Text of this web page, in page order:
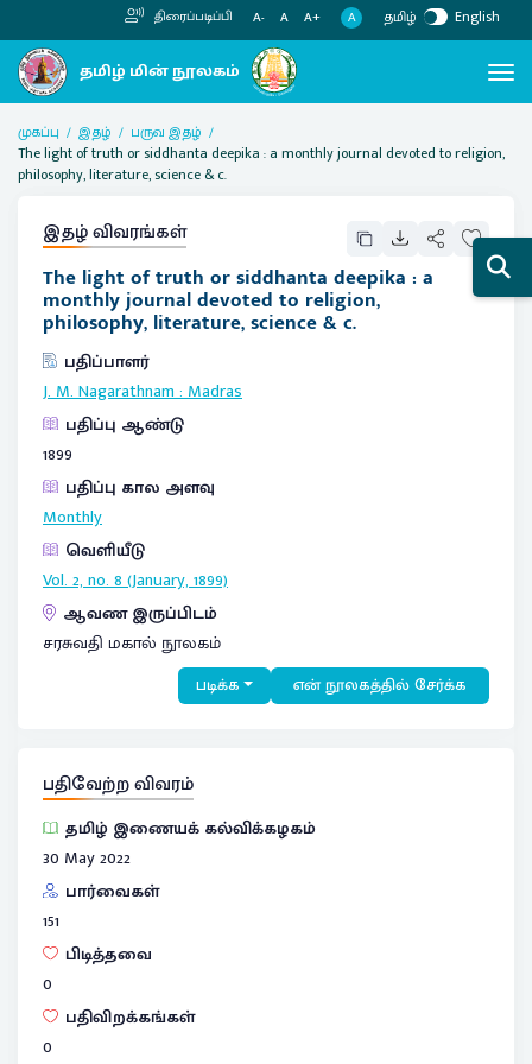
திரைப்படிப்பி A- A A+ A தமிழ் English
முகப்பு இதழ்
பருவ இதழ்
The light of truth or siddhanta deepika : a monthly journal devoted to religion,
philosophy, literature, science & c.
இதழ் விவரங்கள்
The light of truth or siddhanta deepika : a
monthly journal devoted to religion,
philosophy, literature, science & c.
பதிப்பாளர்
J. M. Nagarathnam:Madras
பதிப்பு ஆண்டு
1899
பதிப்பு கால அளவு
Monthly
வெளியீடு
Vol. 2, no. 8 (January, 1899)
ஆவண இருப்பிடம்
சரசுவதி மகால் நூலகம்
படிக்க என் நூலகத்தில் சேர்க்க
பதிவேற்ற விவரம்
தமிழ் இணையக் கல்விக்கழகம்
30 May 2022
பார்வைகள்
151
பிடித்தவை
0
பதிவிறக்கங்கள்
0